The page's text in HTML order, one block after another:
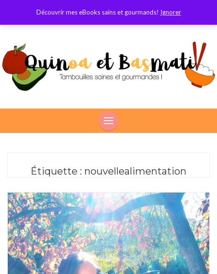
Étiquette : nouvellealimentation
Découvrir mes eBooks sains et gourmands! Ignorer